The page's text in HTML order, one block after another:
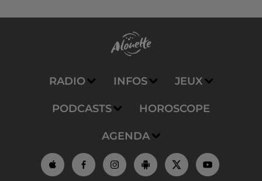
RADIO INFOS JEUX
PODCASTS HOROSCOPE
AGENDA